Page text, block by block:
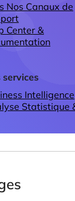
Nos Canaux de
Center &
services
Intelligence
Statistique